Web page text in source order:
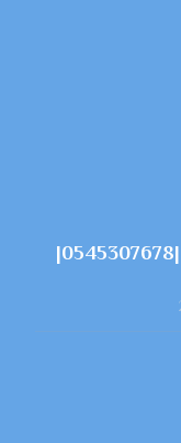
شركة تنظيف فلل في العين |0545307678|